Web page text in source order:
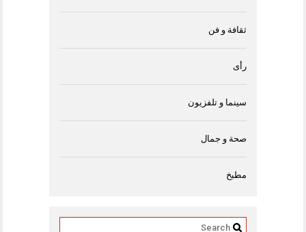
ثقافة و فن
رأى
سينما و تلفزيون
صحة و جمال
مطبخ